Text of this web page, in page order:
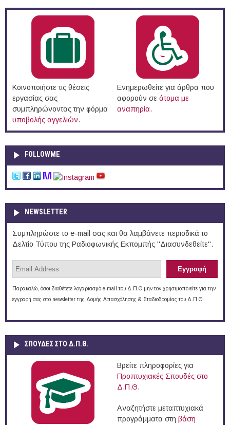
Κοινοποιήστε τις θέσεις
εργασίας σας
συμπληρώνοντας την φόρμα
υποβολής αγγελιών.
Ενημερωθείτε για άρθρα που
αφορούν σε άτομα με
αναπηρία.
FOLLOWME
NEWSLETTER
Συμπληρώστε το e-mail σας και θα λαμβάνετε περιοδικά το
Δελτίο Τύπου της Ραδιοφωνικής Εκπομπής "Διασυνδεθείτε".
Παρακαλώ, όσοι διαθέτετε λογαριασμό e-mail του Δ.Π.Θ μην τον χρησιμοποιείτε για την
εγγραφή σας στο newsletter της Δομής Απασχόλησης & Σταδιοδρομίας του Δ.Π.Θ.
ΣΠΟΥΔΈΣ ΣΤΟ Δ.Π.Θ.
Βρείτε πληροφορίες για
Προπτυχιακές Σπουδές στο
Δ.Π.Θ.
Αναζητήστε μεταπτυχιακά
προγράμματα στη βάση